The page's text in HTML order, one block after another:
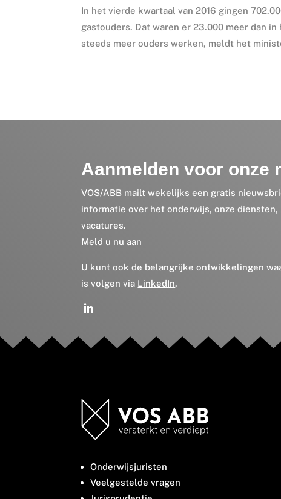
In het vierde kwartaal van 2016 gingen
gastouders. Dat waren er 23.000 meer dan
steeds meer ouders werken, meldt het
Aanmelden voor onze
VOS/ABB mailt wekelijks een gratis
informatie over het onderwijs, onze
vacatures.
Meld u nu aan
U kunt ook de belangrijke ontwikkelingen
is volgen via LinkedIn.
Onderwijsjuristen
Veelgestelde vragen